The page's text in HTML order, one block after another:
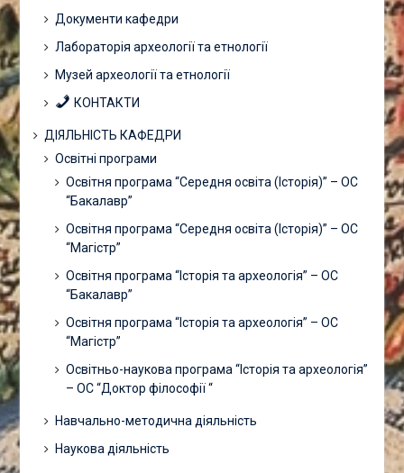
Документи кафедри
Лабораторія археології та етнології
Музей археології та етнології
КОНТАКТИ
ДІЯЛЬНІСТЬ КАФЕДРИ
Освітні програми
Освітня програма “Середня освіта (Історія)” – ОС
“Бакалавр”
Освітня програма “Середня освіта (Історія)” – ОС
“Магістр”
Освітня програма “Історія та археологія” – ОС
“Бакалавр”
Освітня програма “Історія та археологія” – ОС
“Магістр”
Освітньо-наукова програма “Історія та археологія”
– ОС “Доктор філософії “
Навчально-методична діяльність
Наукова діяльність